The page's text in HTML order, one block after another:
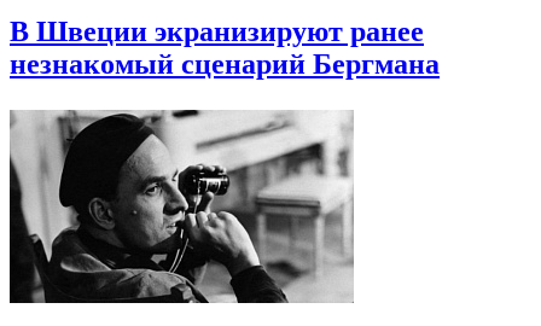
В Швеции экранизируют ранее
незнакомый сценарий Бергмана